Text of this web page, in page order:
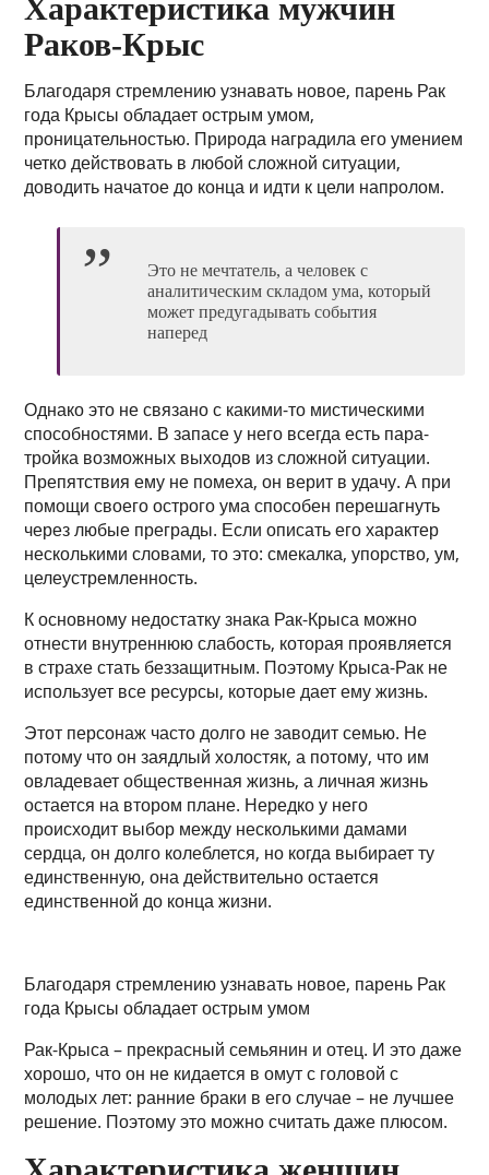
Характеристика мужчин
Раков-Крыс
Благодаря стремлению узнавать новое, парень Рак
года Крысы обладает острым умом,
проницательностью. Природа наградила его умением
четко действовать в любой сложной ситуации,
доводить начатое до конца и идти к цели напролом.
Это не мечтатель, а человек с
аналитическим складом ума, который
может предугадывать события
наперед
Однако это не связано с какими-то мистическими
способностями. В запасе у него всегда есть пара-
тройка возможных выходов из сложной ситуации.
Препятствия ему не помеха, он верит в удачу. А при
помощи своего острого ума способен перешагнуть
через любые преграды. Если описать его характер
несколькими словами, то это: смекалка, упорство, ум,
целеустремленность.
К основному недостатку знака Рак-Крыса можно
отнести внутреннюю слабость, которая проявляется
в страхе стать беззащитным. Поэтому Крыса-Рак не
использует все ресурсы, которые дает ему жизнь.
Этот персонаж часто долго не заводит семью. Не
потому что он заядлый холостяк, а потому, что им
овладевает общественная жизнь, а личная жизнь
остается на втором плане. Нередко у него
происходит выбор между несколькими дамами
сердца, он долго колеблется, но когда выбирает ту
единственную, она действительно остается
единственной до конца жизни.
Благодаря стремлению узнавать новое, парень Рак
года Крысы обладает острым умом
Рак-Крыса – прекрасный семьянин и отец. И это даже
хорошо, что он не кидается в омут с головой с
молодых лет: ранние браки в его случае – не лучшее
решение. Поэтому это можно считать даже плюсом.